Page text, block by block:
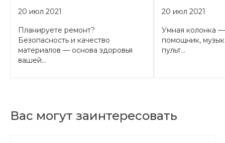
20 июл 2021
Планируете ремонт?
Безопасность и качество
материалов — основа здоровья
вашей...
20 июл 2021
Умная колонка
помощник,
пульт...
Вас могут заинтересовать